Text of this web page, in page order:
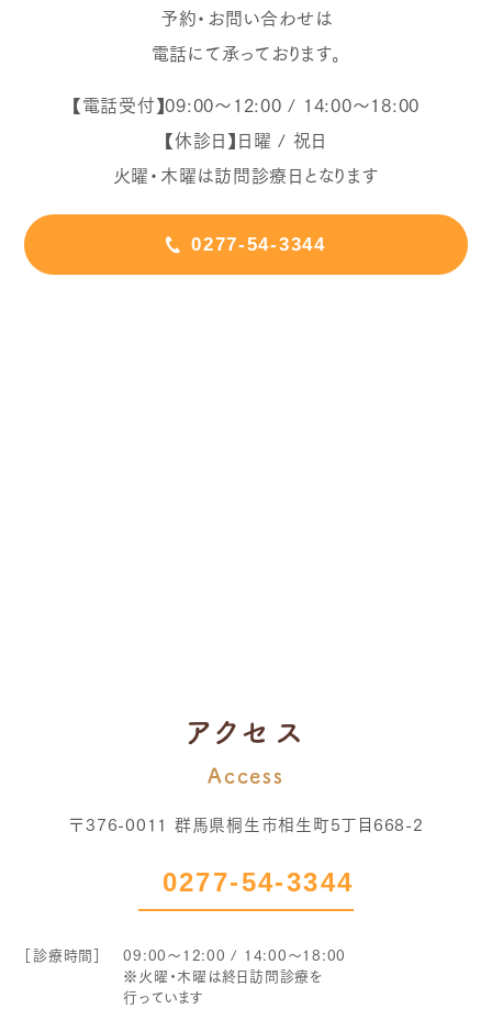
予約・お問い合わせは
電話にて承っております。
【電話受付】09:00～12:00 / 14:00～18:00
【休診日】日曜 / 祝日
火曜・木曜は訪問診療日となります
0277-54-3344
アクセス
Access
〒376-0011 群馬県桐生市相生町5丁目668-2
0277-54-3344
［診療時間］
09:00～12:00 / 14:00～18:00
※火曜・木曜は終日訪問診療を
行っています